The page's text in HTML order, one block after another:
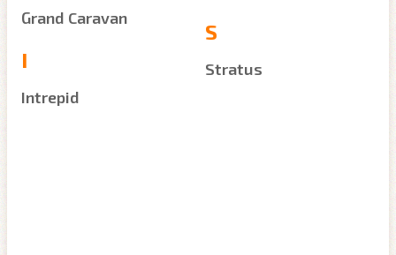
Grand Caravan
I
Intrepid
S
Stratus